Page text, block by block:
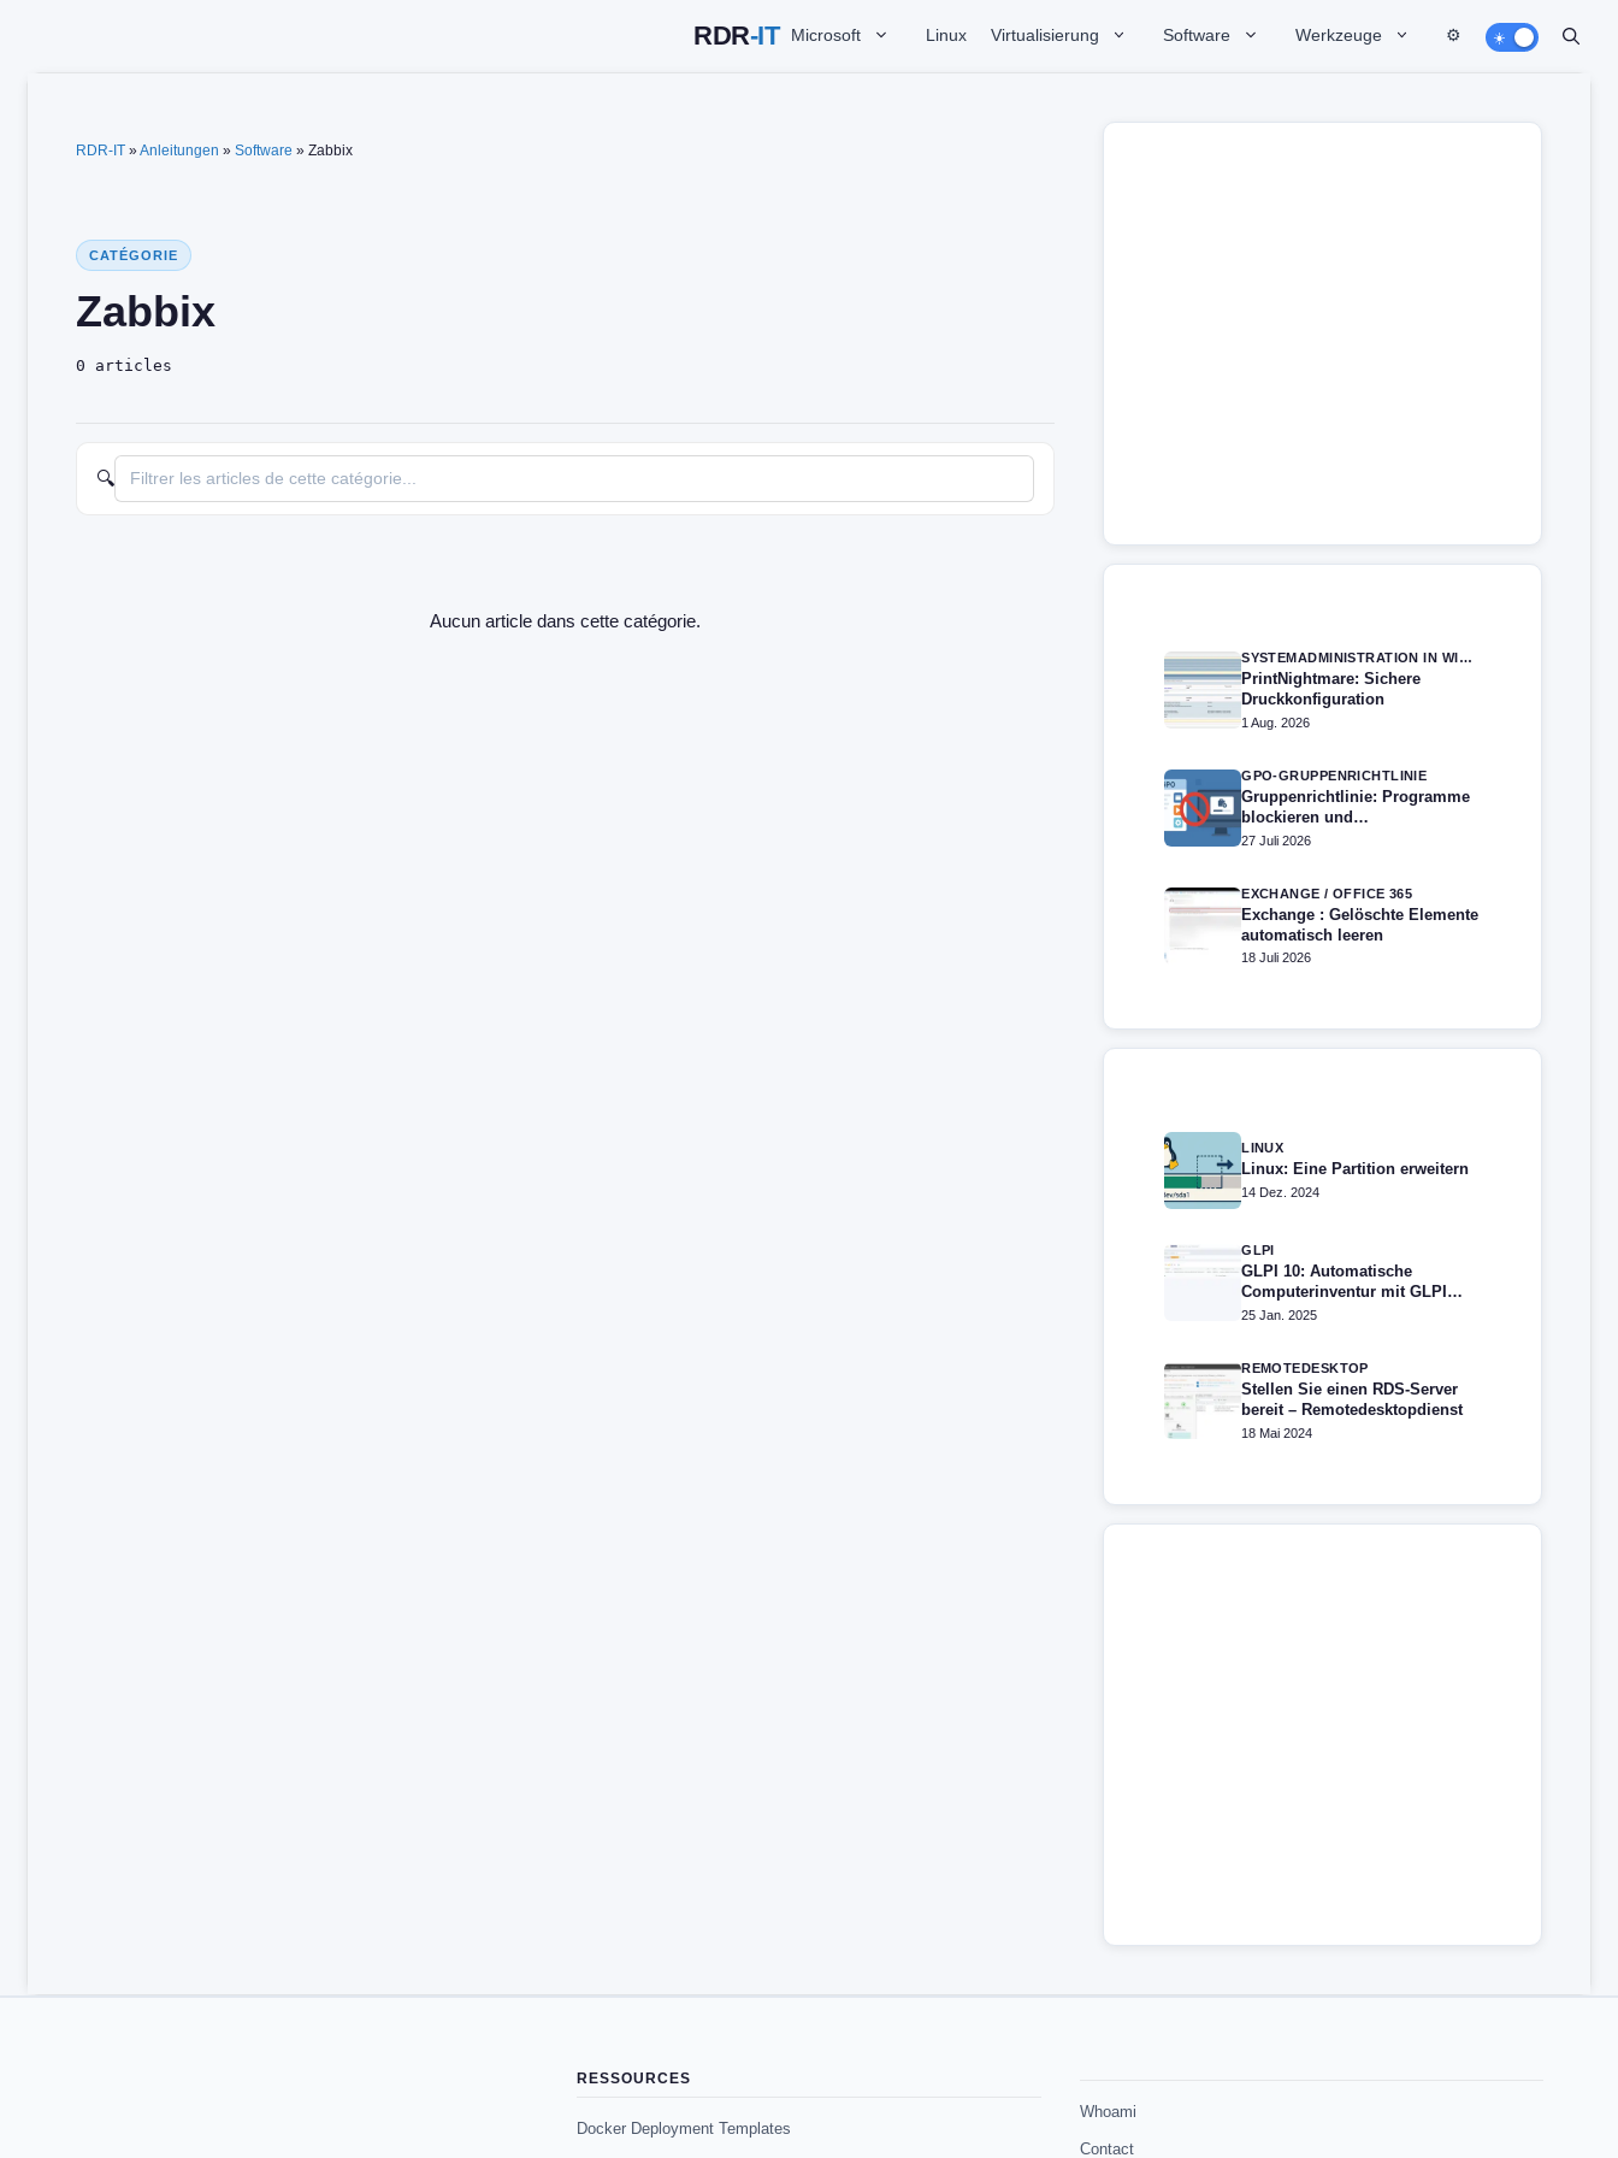
Microsoft Linux Virtualisierung Software Werkzeuge ⚙️
RDR-IT »Anleitungen » Software » Zabbix
CATÉGORIE
Zabbix
0 articles
🔍
Aucun article dans cette catégorie.
SYSTEMADMINISTRATION IN WINDOWS SERVER
PrintNightmare: Sichere
Druckkonfiguration
1 Aug. 2026
GPO-GRUPPENRICHTLINIE
Gruppenrichtlinie: Programme
blockieren und
Softwareinstallation verhindern
27 Juli 2026
EXCHANGE / OFFICE 365
Exchange : Gelöschte Elemente
automatisch leeren
18 Juli 2026
LINUX
Linux: Eine Partition erweitern
14 Dez. 2024
GLPI
GLPI 10: Automatische
Computerinventur mit GLPI
Agent konfigurieren
25 Jan. 2025
REMOTEDESKTOP
Stellen Sie einen RDS-Server
bereit – Remotedesktopdienst
18 Mai 2024
RESSOURCES
Docker Deployment Templates
Whoami
Contact